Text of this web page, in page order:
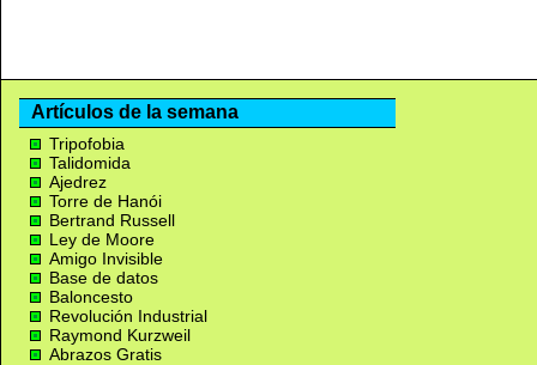
Artículos de la semana
Tripofobia
Talidomida
Ajedrez
Torre de Hanói
Bertrand Russell
Ley de Moore
Amigo Invisible
Base de datos
Baloncesto
Revolución Industrial
Raymond Kurzweil
Abrazos Gratis